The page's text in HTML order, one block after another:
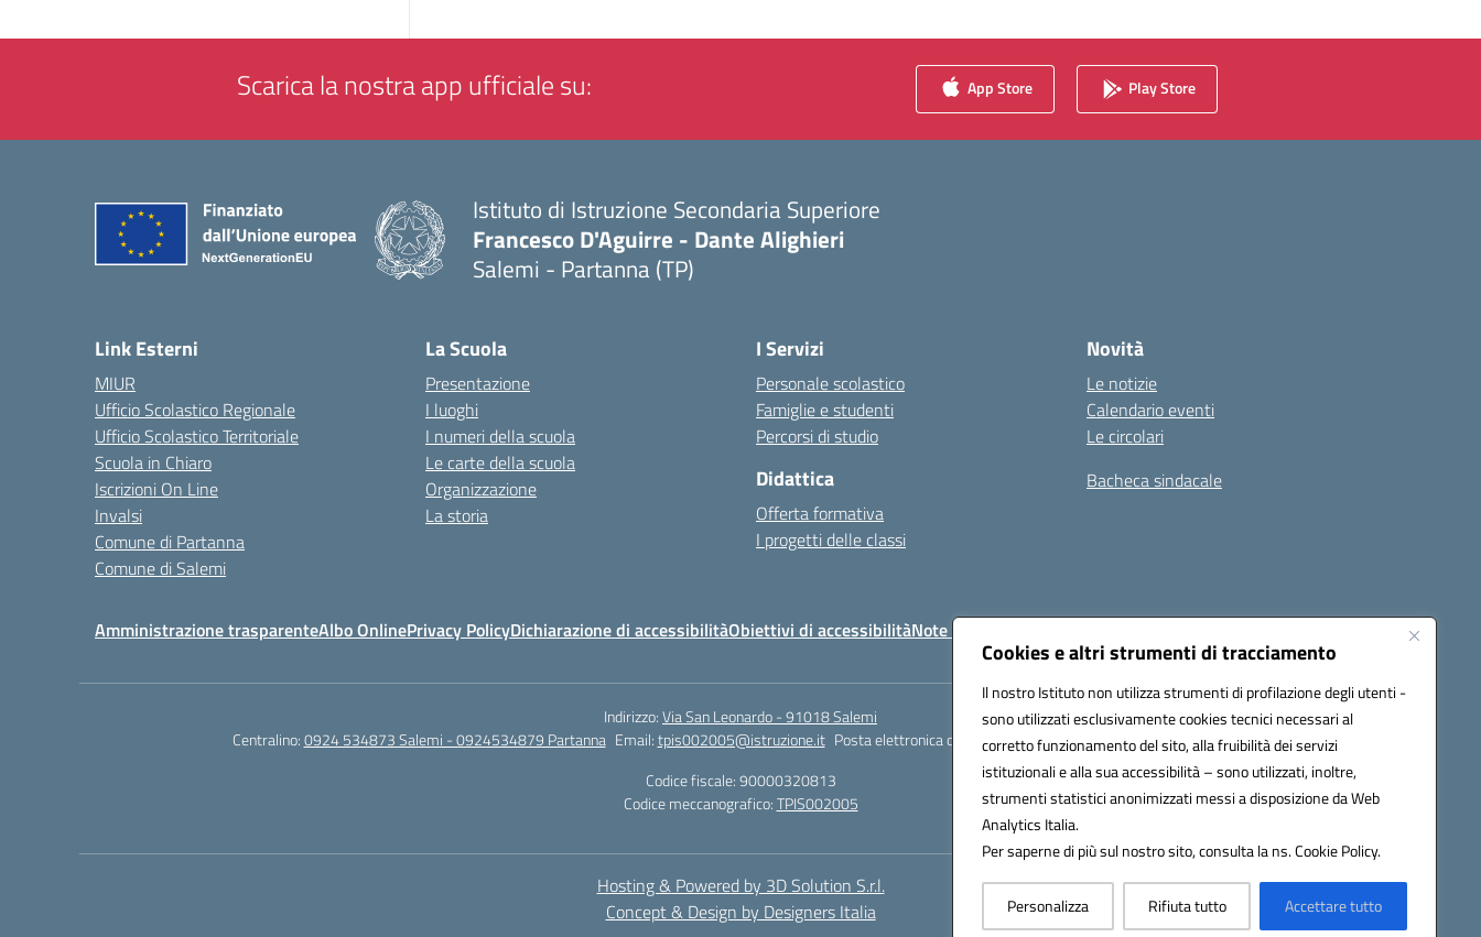
Cookies e altri strumenti di tracciamento
Il nostro Istituto non utilizza strumenti di profilazione degli utenti -
sono utilizzati esclusivamente cookies tecnici necessari al
corretto funzionamento del sito, alla fruibilità dei servizi
istituzionali e alla sua accessibilità – sono utilizzati, inoltre,
strumenti statistici anonimizzati messi a disposizione da Web
Analytics Italia.
Per saperne di più sul nostro sito, consulta la ns. Cookie Policy.
Personalizza Rifiuta tutto Accettare tutto
Scarica la nostra app ufficiale su: App Store Play Store
Istituto di Istruzione Secondaria Superiore
Francesco D'Aguirre - Dante Alighieri
Salemi - Partanna (TP)
Link Esterni
MIUR
Ufficio Scolastico Regionale
Ufficio Scolastico Territoriale
Scuola in Chiaro
Iscrizioni On Line
Invalsi
Comune di Partanna
Comune di Salemi
La Scuola
Presentazione
I luoghi
I numeri della scuola
Le carte della scuola
Organizzazione
La storia
I Servizi
Personale scolastico
Famiglie e studenti
Percorsi di studio
Didattica
Offerta formativa
I progetti delle classi
Novità
Le notizie
Calendario eventi
Le circolari
Bacheca sindacale
Amministrazione trasparenteAlbo OnlinePrivacy PolicyDichiarazione di accessibilitàObiettivi di accessibilitàNote legali Seguici su:
Indirizzo:Via San Leonardo - 91018 Salemi
Centralino:0924 534873 Salemi - 0924534879 Partanna Email:tpis002005@istruzione.it Posta elettronica certificata (PEC):tpis002005@pec.istruzione.it
Codice fiscale: 90000320813
Codice meccanografico:TPIS002005
Hosting & Powered by 3D Solution S.r.l.
Concept & Design by Designers Italia